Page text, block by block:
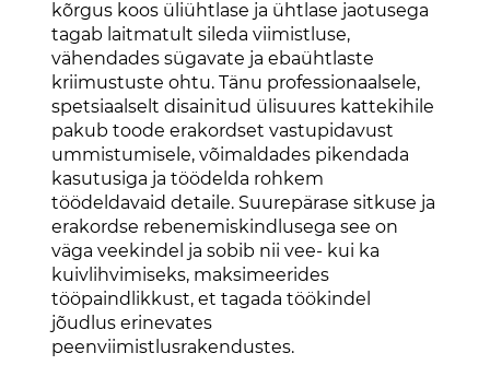
kõrgus koos üliühtlase ja ühtlase jaotusega
tagab laitmatult sileda viimistluse,
vähendades sügavate ja ebaühtlaste
kriimustuste ohtu. Tänu professionaalsele,
spetsiaalselt disainitud ülisuures kattekihile
pakub toode erakordset vastupidavust
ummistumisele, võimaldades pikendada
kasutusiga ja töödelda rohkem
töödeldavaid detaile. Suurepärase sitkuse ja
erakordse rebenemiskindlusega see on
väga veekindel ja sobib nii vee- kui ka
kuivlihvimiseks, maksimeerides
tööpaindlikkust, et tagada töökindel
jõudlus erinevates
peenviimistlusrakendustes.